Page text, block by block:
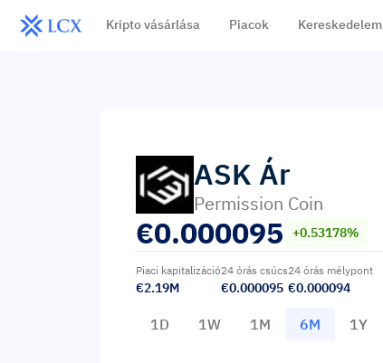
Kripto vásárlása Piacok Kereskedelem
ASK Ár
Permission Coin
€0.000095 +0.53178%
Piaci kapitalizáció
€2.19M
24 órás csúcs
€0.000095
24 órás mélypont
€0.000094
1D 1W 1M 6M 1Y